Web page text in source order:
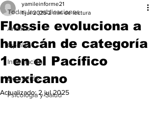
Todas las publicaciones
Análisis
Opinión
Información
De interés
Psicología y Salud
Flossie evoluciona a
huracán de categoría
1 en el Pacífico
mexicano
yamileinforme21
1 jul 2025 2 min de lectura
Actualizado:2 jul 2025